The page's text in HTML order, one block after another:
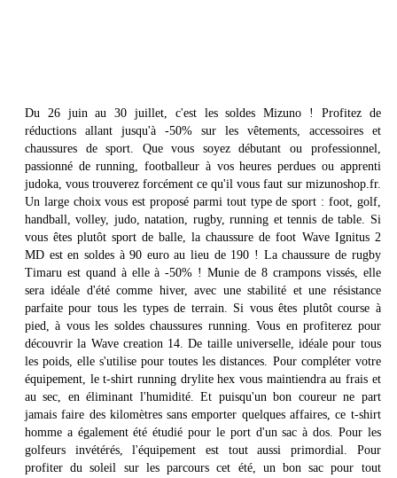
Du 26 juin au 30 juillet, c'est les soldes Mizuno ! Profitez de
réductions allant jusqu'à -50% sur les vêtements, accessoires et
chaussures de sport. Que vous soyez débutant ou professionnel,
passionné de running, footballeur à vos heures perdues ou apprenti
judoka, vous trouverez forcément ce qu'il vous faut sur mizunoshop.fr.
Un large choix vous est proposé parmi tout type de sport : foot, golf,
handball, volley, judo, natation, rugby, running et tennis de table. Si
vous êtes plutôt sport de balle, la chaussure de foot Wave Ignitus 2
MD est en soldes à 90 euro au lieu de 190 ! La chaussure de rugby
Timaru est quand à elle à -50% ! Munie de 8 crampons vissés, elle
sera idéale d'été comme hiver, avec une stabilité et une résistance
parfaite pour tous les types de terrain. Si vous êtes plutôt course à
pied, à vous les soldes chaussures running. Vous en profiterez pour
découvrir la Wave creation 14. De taille universelle, idéale pour tous
les poids, elle s'utilise pour toutes les distances. Pour compléter votre
équipement, le t-shirt running drylite hex vous maintiendra au frais et
au sec, en éliminant l'humidité. Et puisqu'un bon coureur ne part
jamais faire des kilomètres sans emporter quelques affaires, ce t-shirt
homme a également été étudié pour le port d'un sac à dos. Pour les
golfeurs invétérés, l'équipement est tout aussi primordial. Pour
profiter du soleil sur les parcours cet été, un bon sac pour tout